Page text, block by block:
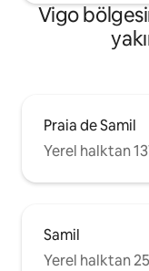
Vigo
Praia de Samil
Yerel halktan
Samil
Yerel halktan